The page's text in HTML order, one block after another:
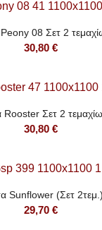
08 Σετ 2
30,80 €
Σετ 2
30,80 €
Sunflower (Σετ
29,70 €